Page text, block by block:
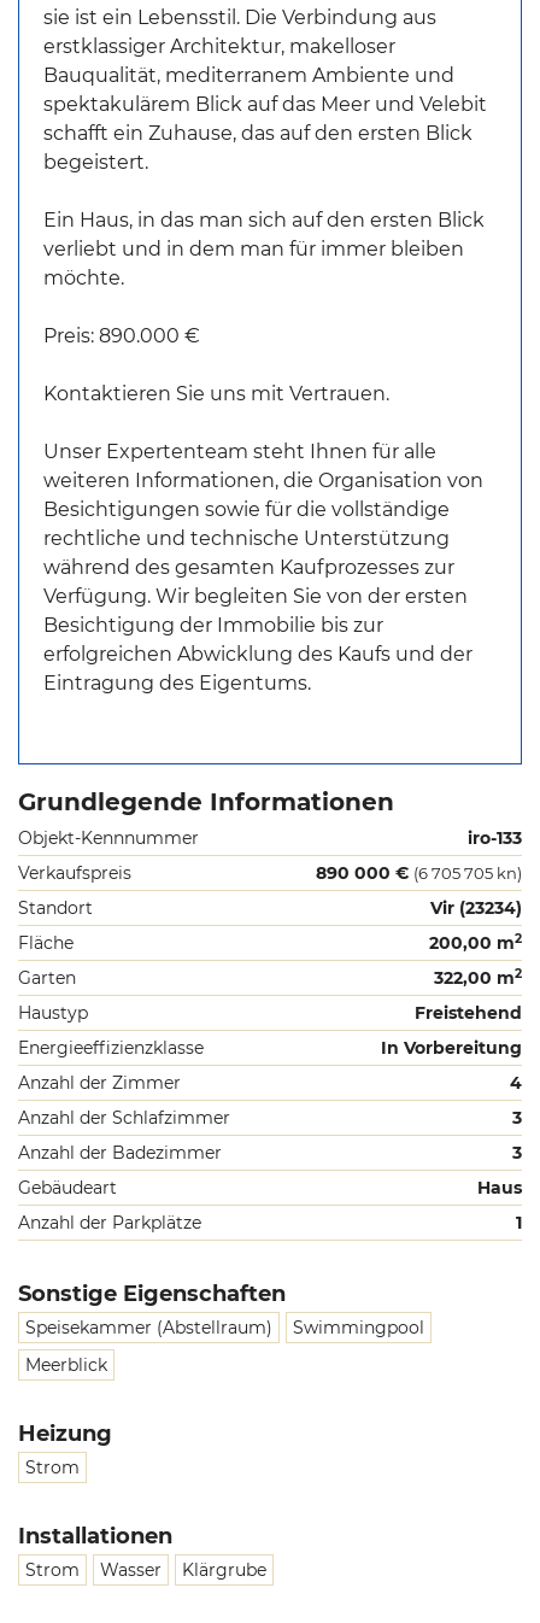
sie ist ein Lebensstil. Die Verbindung aus
erstklassiger Architektur, makelloser
Bauqualität, mediterranem Ambiente und
spektakulärem Blick auf das Meer und Velebit
schafft ein Zuhause, das auf den ersten Blick
begeistert.
Ein Haus, in das man sich auf den ersten Blick
verliebt und in dem man für immer bleiben
möchte.
Preis: 890.000 €
Kontaktieren Sie uns mit Vertrauen.
Unser Expertenteam steht Ihnen für alle
weiteren Informationen, die Organisation von
Besichtigungen sowie für die vollständige
rechtliche und technische Unterstützung
während des gesamten Kaufprozesses zur
Verfügung. Wir begleiten Sie von der ersten
Besichtigung der Immobilie bis zur
erfolgreichen Abwicklung des Kaufs und der
Eintragung des Eigentums.
Grundlegende Informationen
Objekt-Kennnummer
iro-133
Verkaufspreis
890 000 € (6 705 705 kn)
Standort
Vir (23234)
Fläche
200,00 m2
Garten 322,00 m2
Haustyp
Freistehend
Energieeffizienzklasse
In Vorbereitung
Anzahl der Zimmer
4
Anzahl der Schlafzimmer
3
Anzahl der Badezimmer
3
Gebäudeart
Haus
Anzahl der Parkplätze
1
Sonstige Eigenschaften
Speisekammer (Abstellraum)
Swimmingpool
Meerblick
Heizung
Strom
Installationen
Strom Wasser Klärgrube